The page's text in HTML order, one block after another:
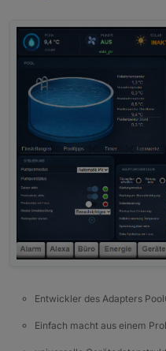
Entwickler des Adapters
Einfach macht aus einem